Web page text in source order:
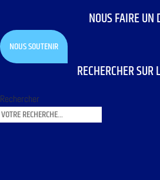
NOUS FAIRE UN
NOUS SOUTENIR
RECHERCHER SUR
Rechercher